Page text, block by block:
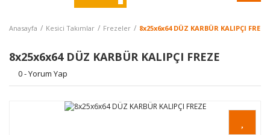
Anasayfa Kesici Takımlar Frezeler 8x25x6x64 DÜZ KARBÜR KALIPÇI FREZE
8x25x6x64 DÜZ KARBÜR KALIPÇI FREZE
0 - Yorum Yap